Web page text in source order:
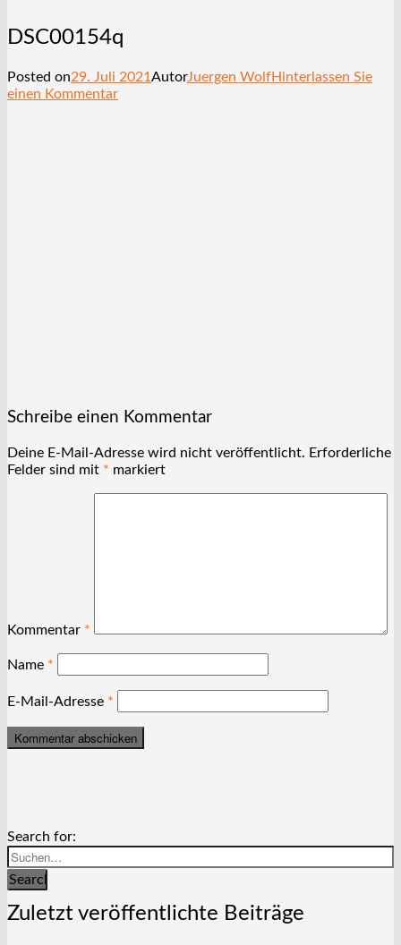
DSC00154q
Posted on29. Juli 2021AutorJuergen WolfHinterlassen Sie
einen Kommentar
Schreibe einen Kommentar
Deine E-Mail-Adresse wird nicht veröffentlicht. Erforderliche
Felder sind mit * markiert
Kommentar *
Name *
E-Mail-Adresse *
Search for:
Search
Zuletzt veröffentlichte Beiträge